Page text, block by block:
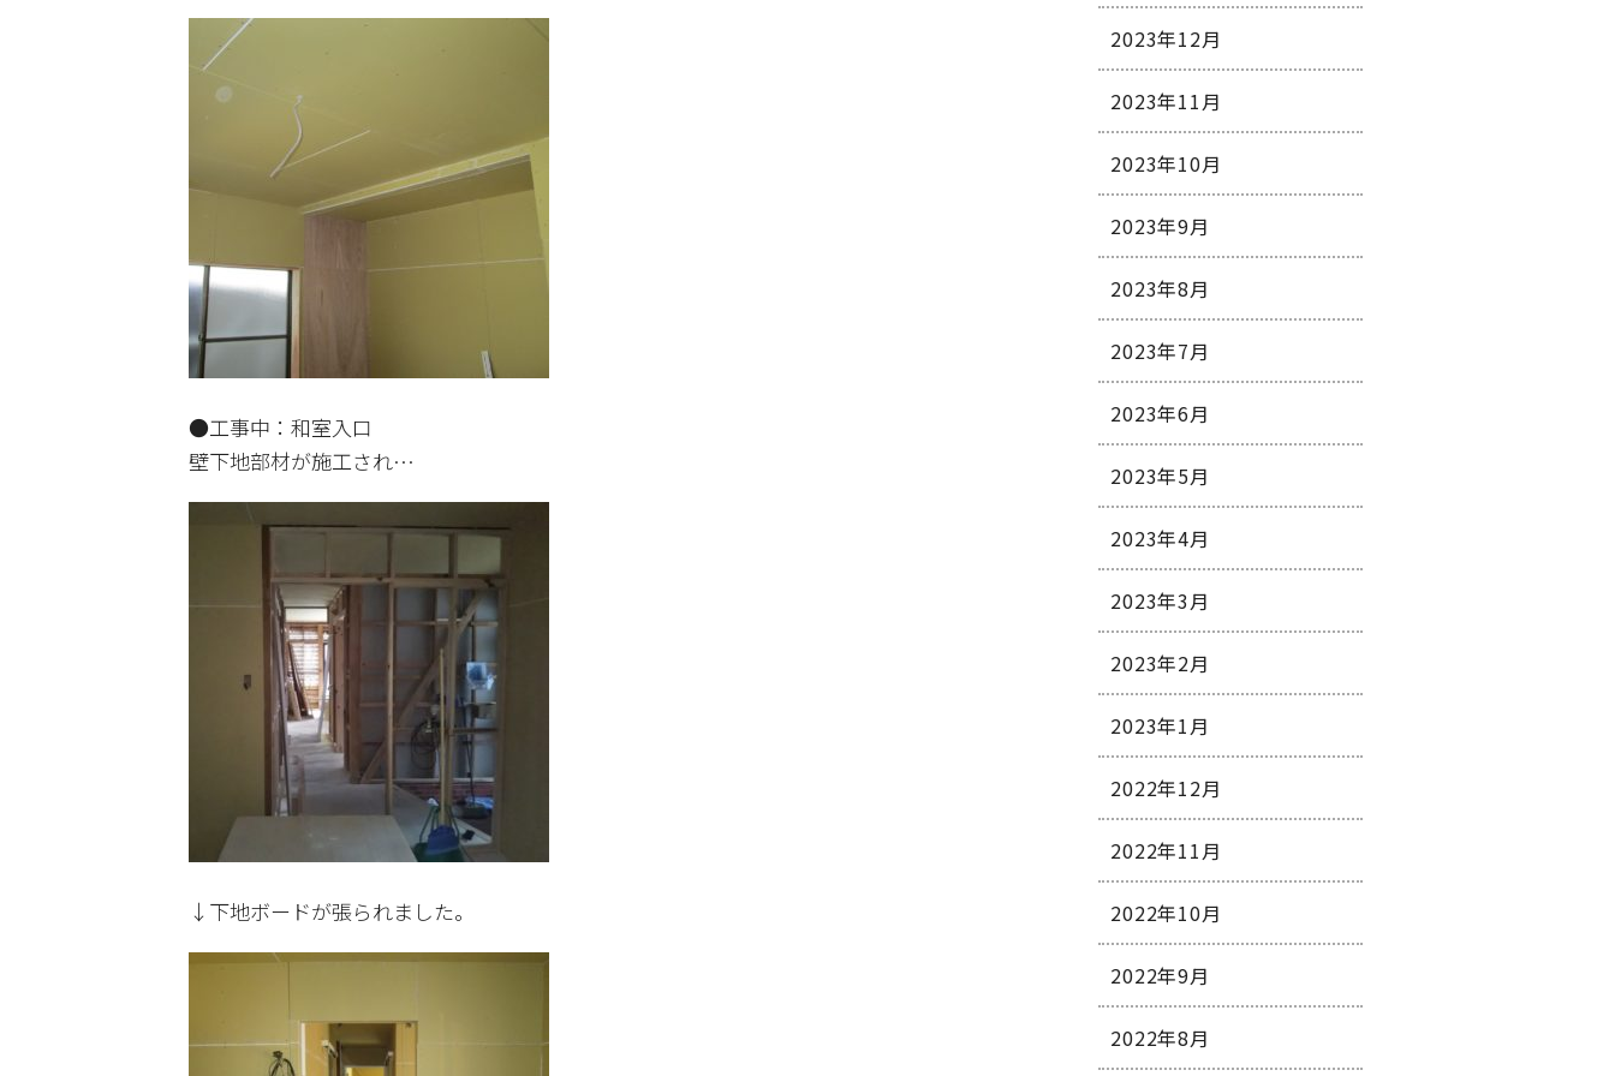
●工事中：和室入口
壁下地部材が施工され…
↓下地ボードが張られました。
2023年12月
2023年11月
2023年10月
2023年9月
2023年8月
2023年7月
2023年6月
2023年5月
2023年4月
2023年3月
2023年2月
2023年1月
2022年12月
2022年11月
2022年10月
2022年9月
2022年8月